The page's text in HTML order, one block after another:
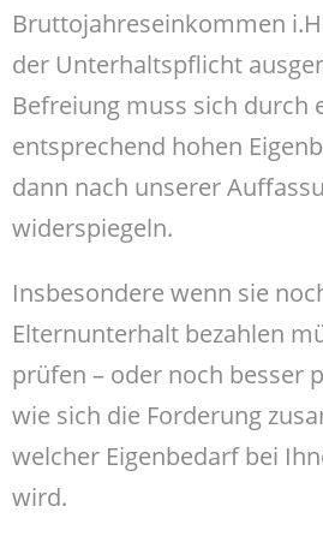
Bruttojahreseinkommen
der Unterhaltspflicht
Befreiung muss sich durch
entsprechend hohen
dann nach unserer
widerspiegeln.
Insbesondere wenn sie
Elternunterhalt bezahlen
prüfen – oder noch besser
wie sich die Forderung
welcher Eigenbedarf bei
wird.